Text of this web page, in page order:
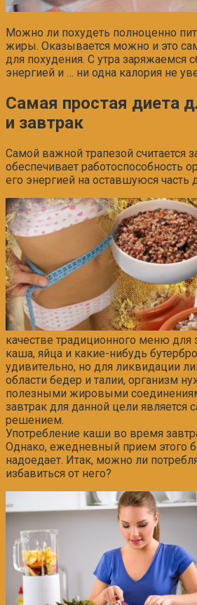
Можно ли похудеть полноценно
жиры. Оказывается можно и это
для похудения. С утра заряжаемся
энергией и … ни одна калория не
Самая простая диета
и завтрак
Самой важной трапезой считается
обеспечивает работоспособность
его энергией на оставшуюся часть
качестве традиционного меню для
каша, яйца и какие-нибудь
удивительно, но для ликвидации
области бедер и талии, организм
полезными жировыми
завтрак для данной цели
решением.
Употребление каши во время
Однако, ежедневный прием этого
надоедает. Итак, можно ли
избавиться от него?